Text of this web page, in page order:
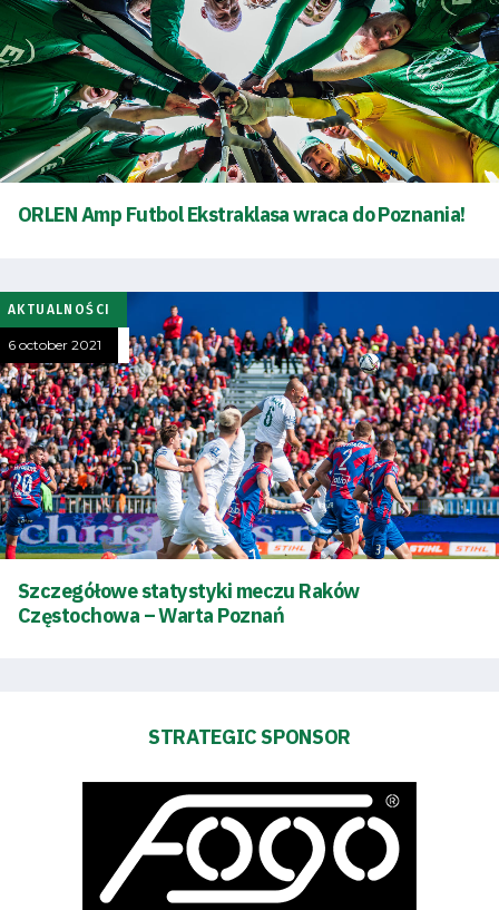
ORLEN Amp Futbol Ekstraklasa wraca do Poznania!
AKTUALNOŚCI
6 october 2021
Szczegółowe statystyki meczu Raków
Częstochowa – Warta Poznań
STRATEGIC SPONSOR